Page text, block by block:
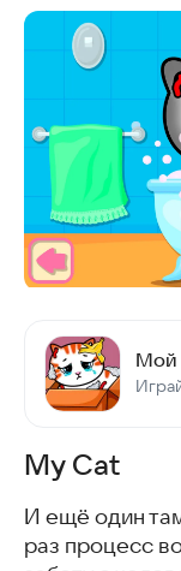
My Cat
И ещё один
раз процесс